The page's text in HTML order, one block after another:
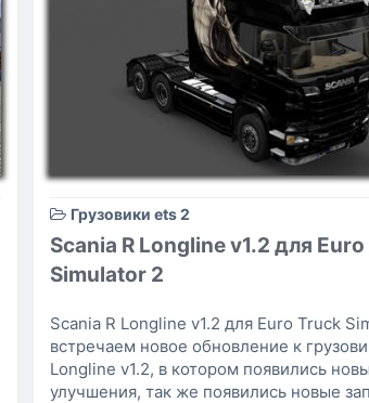
Грузовики ets 2
Scania R Longline v1.2 для
Simulator 2
Scania R Longline v1.2 для Euro Truck
встречаем новое обновление к
Longline v1.2, в котором появились
улучшения, так же появились новые